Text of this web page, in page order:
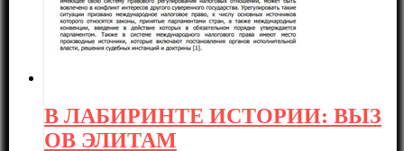
В ЛАБИРИНТЕ ИСТОРИИ: ВЫЗ
ОВ ЭЛИТАМ